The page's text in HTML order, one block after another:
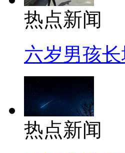
热点新闻
六岁男孩
热点新闻